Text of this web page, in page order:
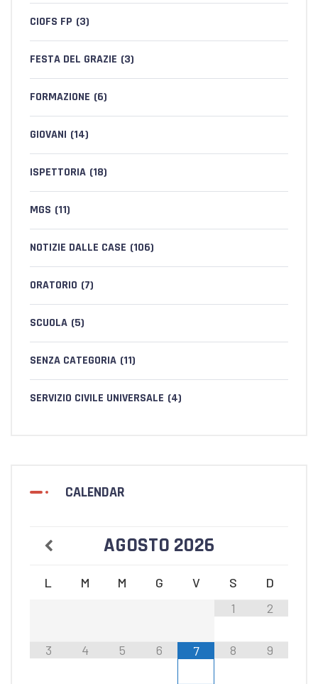
CIOFS FP (3)
FESTA DEL GRAZIE (3)
FORMAZIONE (6)
GIOVANI (14)
ISPETTORIA (18)
MGS (11)
NOTIZIE DALLE CASE (106)
ORATORIO (7)
SCUOLA (5)
SENZA CATEGORIA (11)
SERVIZIO CIVILE UNIVERSALE (4)
CALENDAR
AGOSTO 2026
L M M G V S
D
1
2
3 4 5 6 7 8 9